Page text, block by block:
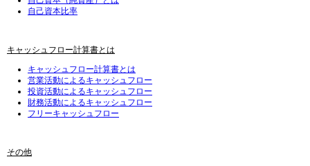
自己資本比率
キャッシュフロー計算書とは
キャッシュフロー計算書とは
営業活動によるキャッシュフロー
投資活動によるキャッシュフロー
財務活動によるキャッシュフロー
フリーキャッシュフロー
その他